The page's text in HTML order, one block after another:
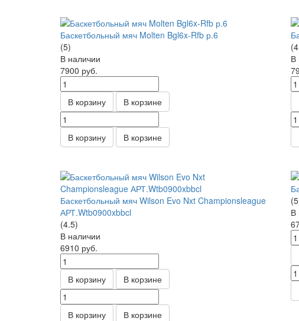
Баскетбольный мяч Molten Bgl6x-Rfb р.6
(5)
В наличии
7900 руб.
В корзину В корзине
В корзину В корзине
В
Баскетбольный мяч Wilson Evo Nxt Championsleague
АРТ.Wtb0900xbbcl
(4.5)
В наличии
6910 руб.
В корзину В корзине
В корзину В корзине
В